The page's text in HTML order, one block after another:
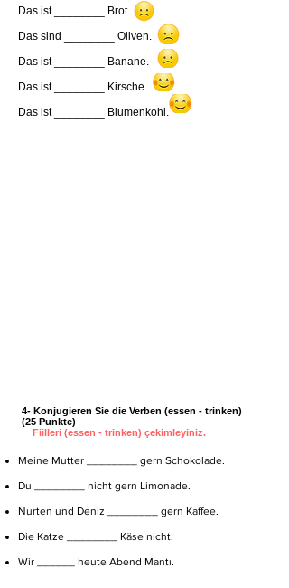
Das ist ________ Brot.
Das sind ________ Oliven.
Das ist ________ Banane.
Das ist ________ Kirsche.
Das ist ________ Blumenkohl.
4- Konjugieren Sie die Verben (essen - trinken)
(25 Punkte)
Fiilleri (essen - trinken) çekimleyiniz.
Meine Mutter ________ gern Schokolade.
Du ________ nicht gern Limonade.
Nurten und Deniz ________ gern Kaffee.
Die Katze ________ Käse nicht.
Wir ______ heute Abend Mantı.